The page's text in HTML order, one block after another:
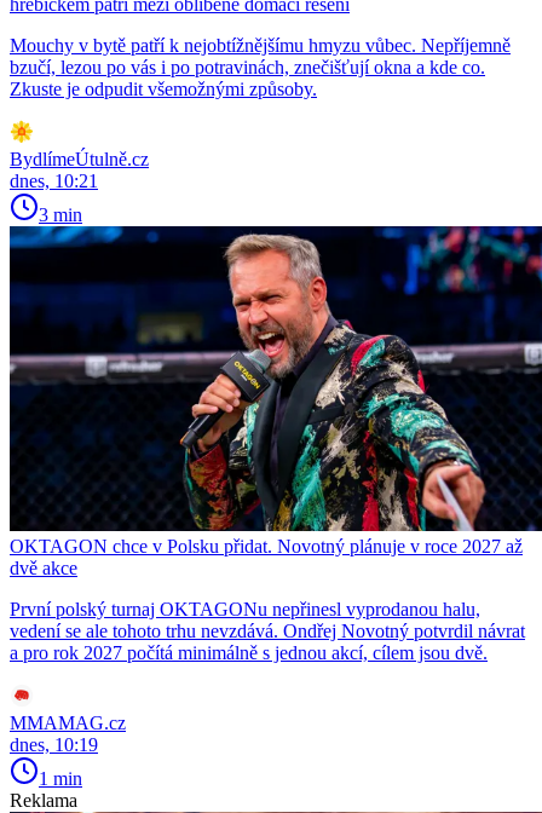
hřebíčkem patří mezi oblíbené domácí řešení
Mouchy v bytě patří k nejobtížnějšímu hmyzu vůbec. Nepříjemně
bzučí, lezou po vás i po potravinách, znečišťují okna a kde co.
Zkuste je odpudit všemožnými způsoby.
BydlímeÚtulně.cz
dnes, 10:21
3 min
OKTAGON chce v Polsku přidat. Novotný plánuje v roce 2027 až
dvě akce
První polský turnaj OKTAGONu nepřinesl vyprodanou halu,
vedení se ale tohoto trhu nevzdává. Ondřej Novotný potvrdil návrat
a pro rok 2027 počítá minimálně s jednou akcí, cílem jsou dvě.
MMAMAG.cz
dnes, 10:19
1 min
Reklama